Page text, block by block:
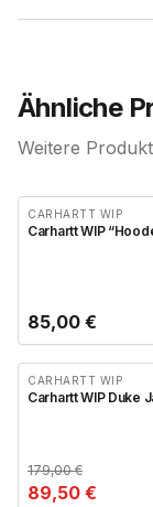
Ähnliche
Weitere
CARHARTT WIP
Carhartt WIP
85,00 €
CARHARTT WIP
Carhartt WIP Duke
179,00€
89,50 €